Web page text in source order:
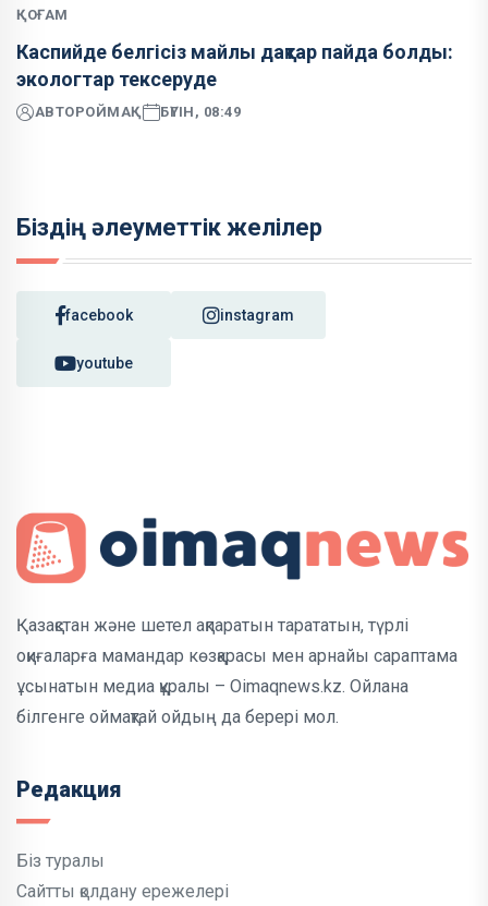
ҚОҒАМ
Каспийде белгісіз майлы дақтар пайда болды:
экологтар тексеруде
АВТОРОЙМАҚ БҮГІН, 08:49
Біздің әлеуметтік желілер
facebook instagram
youtube
Қазақстан және шетел ақпаратын тарататын, түрлі
оқиғаларға мамандар көзқарасы мен арнайы сараптама
ұсынатын медиа құралы – Oimaqnews.kz. Ойлана
білгенге оймақтай ойдың да берері мол.
Редакция
Біз туралы
Сайтты қолдану ережелері